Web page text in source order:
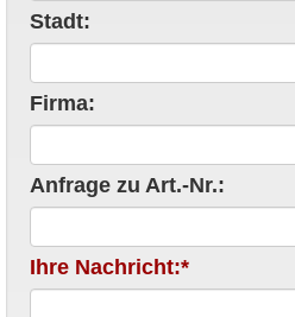
Stadt:
Firma:
Anfrage zu Art.-Nr.:
Ihre Nachricht:*